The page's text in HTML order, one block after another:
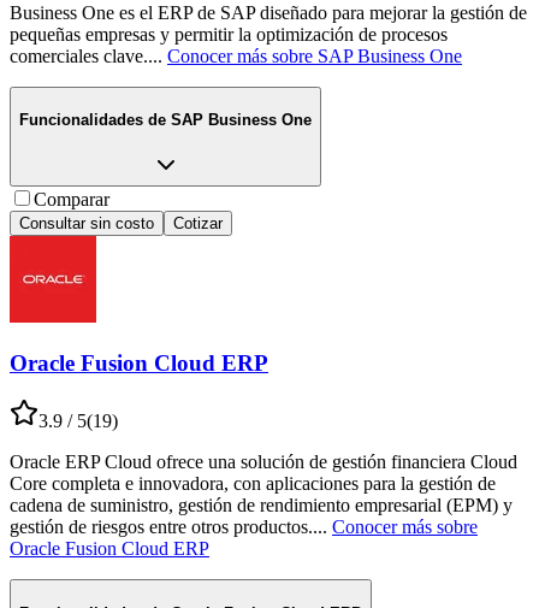
Business One es el ERP de SAP diseñado para mejorar la gestión de
pequeñas empresas y permitir la optimización de procesos
comerciales clave.... Conocer más sobre SAP Business One
Funcionalidades de SAP Business One
Comparar
Consultar sin costo Cotizar
Oracle Fusion Cloud ERP
3.9 / 5(19)
Oracle ERP Cloud ofrece una solución de gestión financiera Cloud
Core completa e innovadora, con aplicaciones para la gestión de
cadena de suministro, gestión de rendimiento empresarial (EPM) y
gestión de riesgos entre otros productos.... Conocer más sobre
Oracle Fusion Cloud ERP